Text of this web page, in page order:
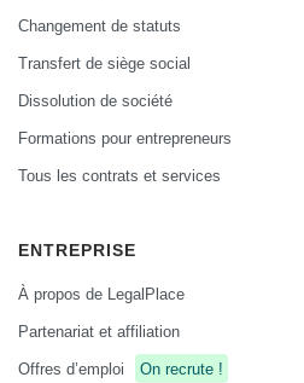
Changement de statuts
Transfert de siège social
Dissolution de société
Formations pour entrepreneurs
Tous les contrats et services
ENTREPRISE
À propos de LegalPlace
Partenariat et affiliation
Offres d’emploi
On recrute !